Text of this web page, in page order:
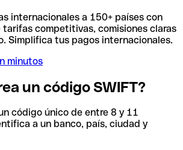
internacionales a 150+ países con
competitivas, comisiones claras
Simplifica tus pagos internacionales.
minutos
un código SWIFT?
código único de entre 8 y 11
a un banco, país, ciudad y